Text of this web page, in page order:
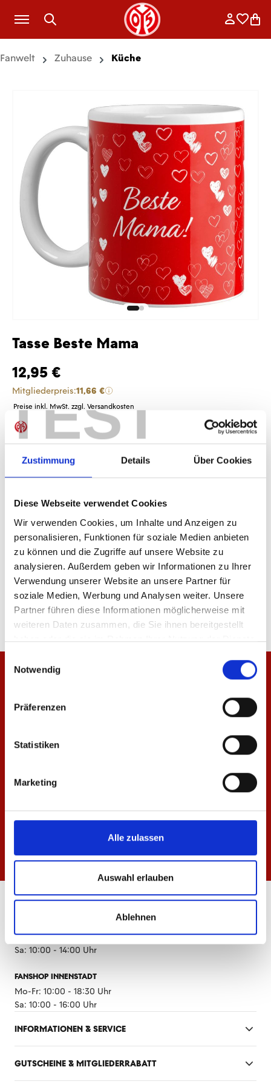
TEST
Zustimmung Details Über Cookies
Diese Webseite verwendet Cookies
Wir verwenden Cookies, um Inhalte und Anzeigen zu
personalisieren, Funktionen für soziale Medien anbieten
zu können und die Zugriffe auf unsere Website zu
analysieren. Außerdem geben wir Informationen zu Ihrer
Verwendung unserer Website an unsere Partner für
soziale Medien, Werbung und Analysen weiter. Unsere
Partner führen diese Informationen möglicherweise mit
weiteren Daten zusammen, die Sie ihnen bereitgestellt
haben oder die sie im Rahmen Ihrer Nutzung der Dienste
Notwendig
Präferenzen
Statistiken
Marketing
Alle zulassen
Auswahl erlauben
Ablehnen
Zum Hauptinhalt springen
Fanwelt Zuhause Küche
Tasse Beste Mama
12,95 €
Mitgliederpreis:11,66 €
Preise inkl. MwSt. zzgl. Versandkosten
Produkt Anzahl: Gib den gewünschten
Anzahl
Sofort verfügbar, Lieferzeit: 1-3 Tage
IN DEN WARENKORB
Produktdetails
ÖFFNUNGSZEITEN
Mo-Fr: 10:00 - 18:30 Uhr
Sa: 10:00 - 14:00 Uhr
FANSHOP INNENSTADT
Mo-Fr: 10:00 - 18:30 Uhr
Sa: 10:00 - 16:00 Uhr
INFORMATIONEN & SERVICE
GUTSCHEINE & MITGLIEDERRABATT